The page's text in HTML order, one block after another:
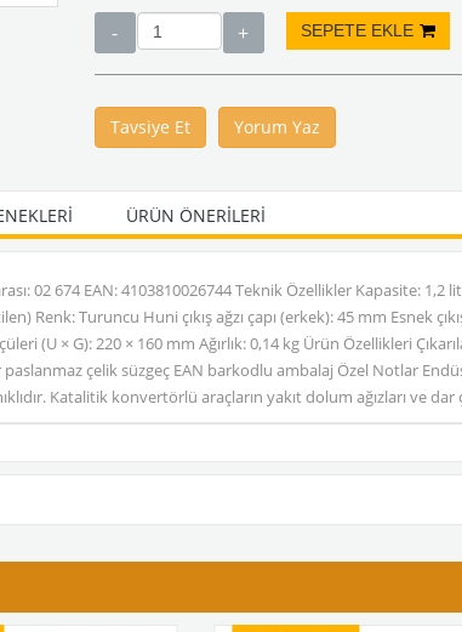
Tavsiye Et Yorum Yaz
ÜRÜN ÖNERILERI
02 674 EAN: 4103810026744 Teknik Özellikler Kapasite:
Renk: Turuncu Huni çıkış ağzı çapı (erkek): 45 mm Esnek
(U × G): 220 × 160 mm Ağırlık: 0,14 kg Ürün Özellikleri
çelik süzgeç EAN barkodlu ambalaj Özel Notlar
Katalitik konvertörlü araçların yakıt dolum ağızları ve